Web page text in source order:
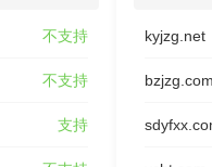
不支持
不支持
支持
kyjzg.net